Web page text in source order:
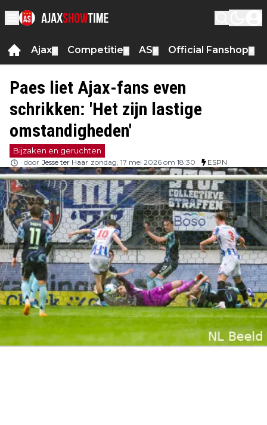
Ajax Competitie AS Official Fanshop
Paes liet Ajax-fans even
schrikken: 'Het zijn lastige
omstandigheden'
Bijzaken en geruchten
door Jesse ter Haar zondag, 17 mei 2026 om 18:30 ESPN